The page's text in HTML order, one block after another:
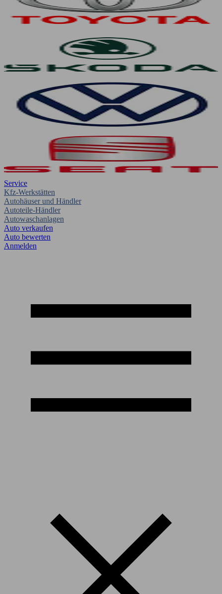
Service
Kfz-Werkstätten
Autohäuser und Händler
Autoteile-Händler
Autowaschanlagen
Auto verkaufen
Auto bewerten
Anmelden